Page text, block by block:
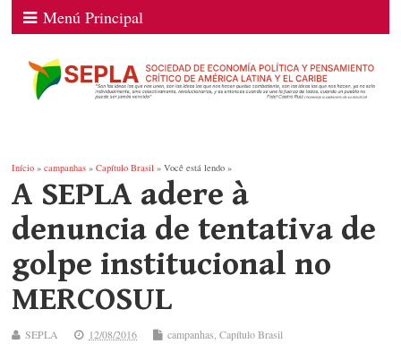
Menú Principal
Início »campanhas »Capítulo Brasil » Você está lendo »
A SEPLA adere à
denuncia de tentativa de
golpe institucional no
MERCOSUL
SEPLA 12/08/2016 campanhas,Capítulo Brasil